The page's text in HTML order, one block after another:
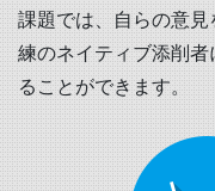
課題では、自らの意
練のネイティブ添削
ることができます。